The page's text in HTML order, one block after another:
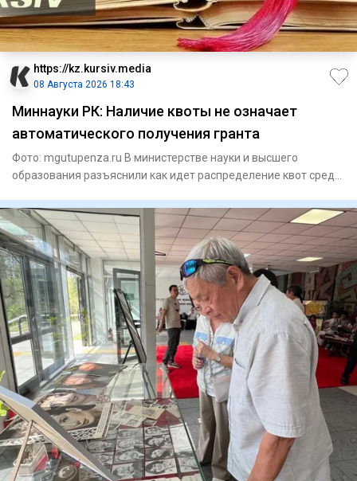
https://kz.kursiv.media
08 Августа 2026 18:43
Миннауки РК: Наличие квоты не означает
автоматического получения гранта
Фото: mgutupenza.ru В министерстве науки и высшего
образования разъяснили как идет распределение квот среди